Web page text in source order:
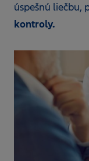
úspešnú liečbu,
kontroly.